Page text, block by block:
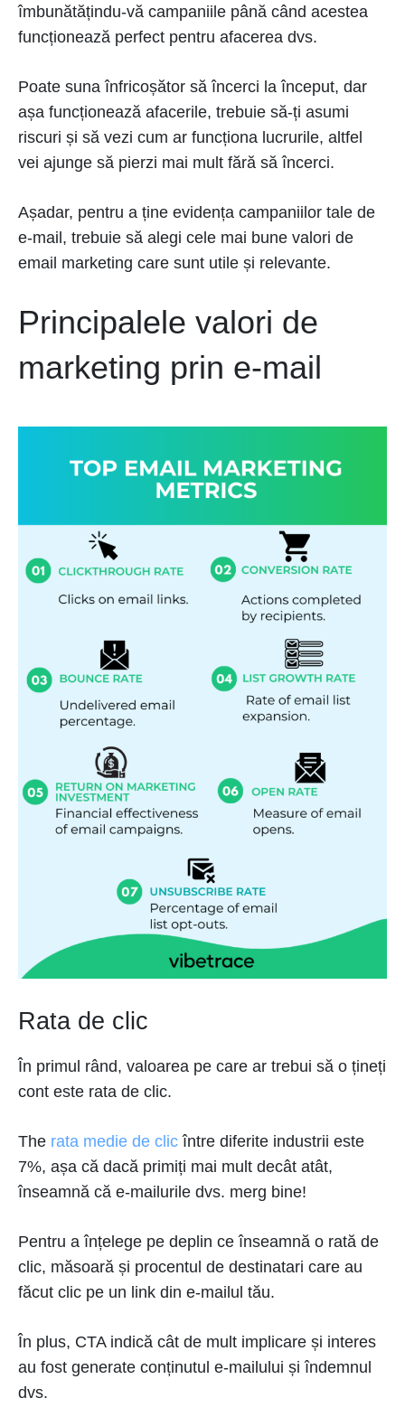
îmbunătățindu-vă campaniile până când acestea
funcționează perfect pentru afacerea dvs.
Poate suna înfricoșător să încerci la început, dar
așa funcționează afacerile, trebuie să-ți asumi
riscuri și să vezi cum ar funcționa lucrurile, altfel
vei ajunge să pierzi mai mult fără să încerci.
Așadar, pentru a ține evidența campaniilor tale de
e-mail, trebuie să alegi cele mai bune valori de
email marketing care sunt utile și relevante.
Principalele valori de
marketing prin e-mail
Rata de clic
În primul rând, valoarea pe care ar trebui să o țineți
cont este rata de clic.
The rata medie de clic între diferite industrii este
7%, așa că dacă primiți mai mult decât atât,
înseamnă că e-mailurile dvs. merg bine!
Pentru a înțelege pe deplin ce înseamnă o rată de
clic, măsoară și procentul de destinatari care au
făcut clic pe un link din e-mailul tău.
În plus, CTA indică cât de mult implicare și interes
au fost generate conținutul e-mailului și îndemnul
dvs.